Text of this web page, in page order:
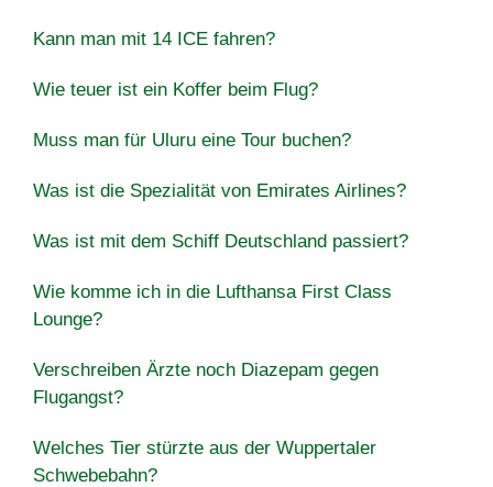
Kann man mit 14 ICE fahren?
Wie teuer ist ein Koffer beim Flug?
Muss man für Uluru eine Tour buchen?
Was ist die Spezialität von Emirates Airlines?
Was ist mit dem Schiff Deutschland passiert?
Wie komme ich in die Lufthansa First Class
Lounge?
Verschreiben Ärzte noch Diazepam gegen
Flugangst?
Welches Tier stürzte aus der Wuppertaler
Schwebebahn?